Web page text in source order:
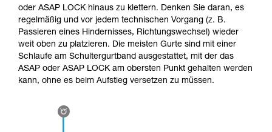
oder ASAP LOCK hinaus zu klettern. Denken Sie daran, es
regelmäßig und vor jedem technischen Vorgang (z. B.
Passieren eines Hindernisses, Richtungswechsel) wieder
weit oben zu platzieren. Die meisten Gurte sind mit einer
Schlaufe am Schultergurtband ausgestattet, mit der das
ASAP oder ASAP LOCK am obersten Punkt gehalten werden
kann, ohne es beim Aufstieg versetzen zu müssen.